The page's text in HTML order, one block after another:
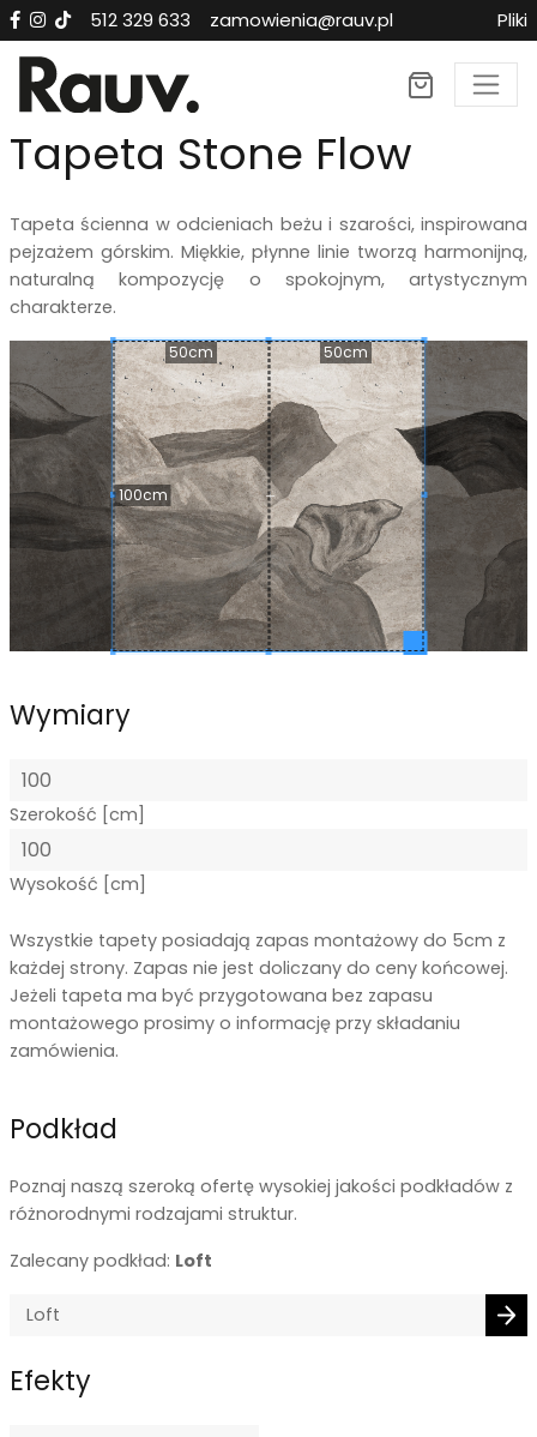
512 329 633 zamowienia@rauv.pl Pliki
Tapeta Stone Flow
Tapeta ścienna w odcieniach beżu i szarości, inspirowana
pejzażem górskim. Miękkie, płynne linie tworzą harmonijną,
naturalną kompozycję o spokojnym, artystycznym
charakterze.
50cm
100cm
50cm
Wymiary
Szerokość [cm]
Wysokość [cm]
Wszystkie tapety posiadają zapas montażowy do 5cm z
każdej strony. Zapas nie jest doliczany do ceny końcowej.
Jeżeli tapeta ma być przygotowana bez zapasu
montażowego prosimy o informację przy składaniu
zamówienia.
Podkład
Poznaj naszą szeroką ofertę wysokiej jakości podkładów z
różnorodnymi rodzajami struktur.
Zalecany podkład: Loft
Efekty
×